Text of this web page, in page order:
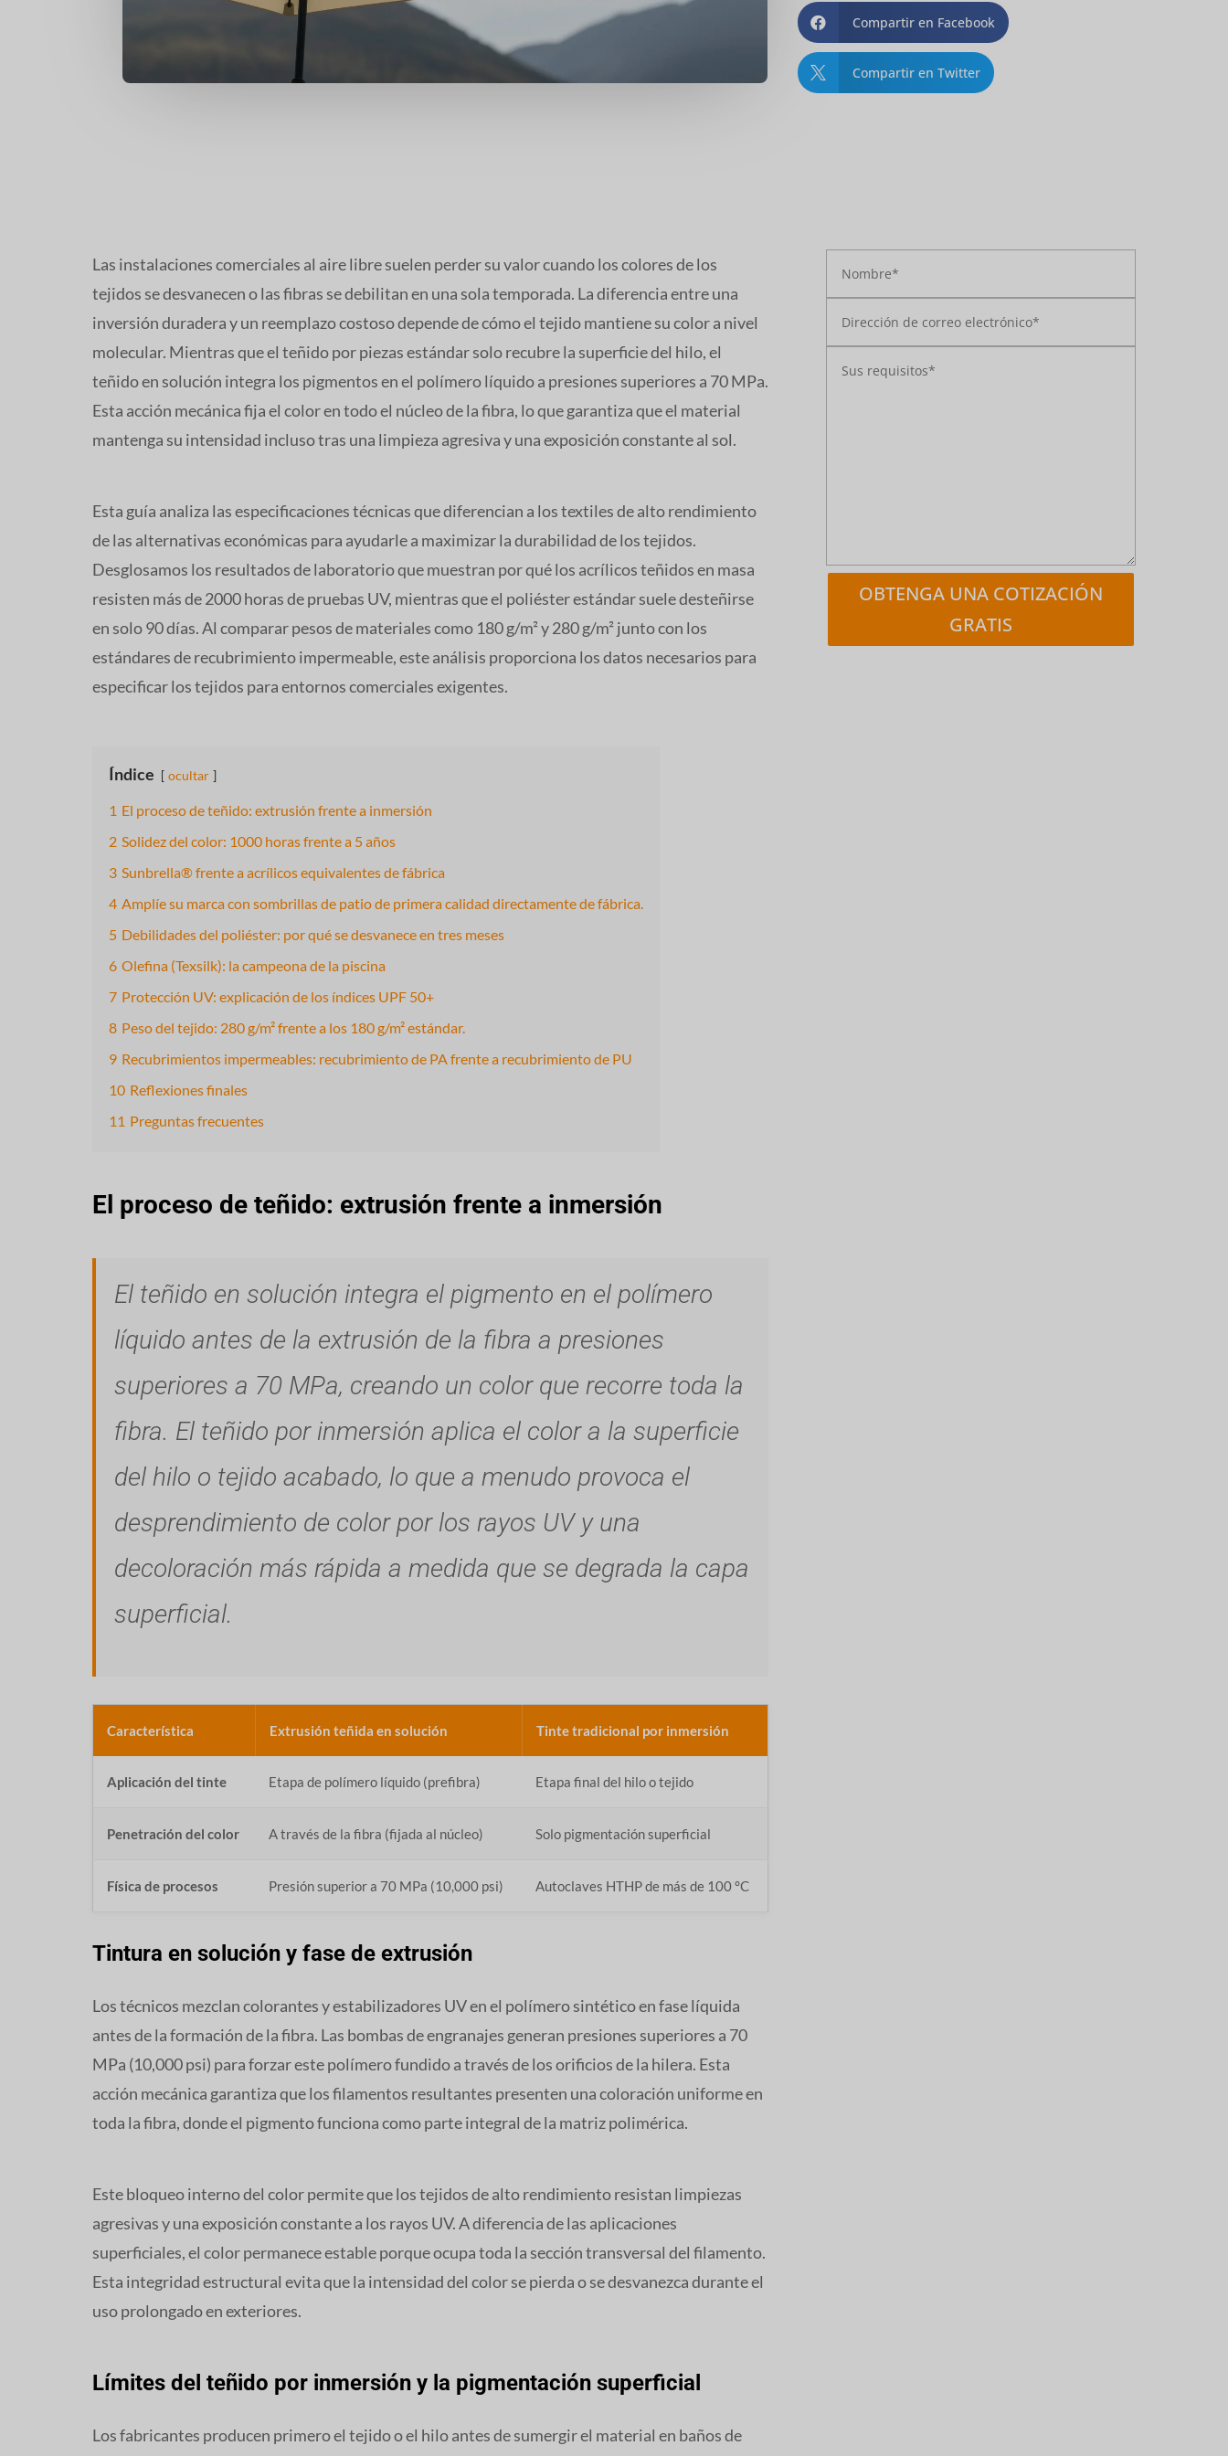
 Compartir en Facebook
 Compartir en Twitter
Las instalaciones comerciales al aire libre suelen perder su valor cuando los colores de los
tejidos se desvanecen o las fibras se debilitan en una sola temporada. La diferencia entre una
inversión duradera y un reemplazo costoso depende de cómo el tejido mantiene su color a nivel
molecular. Mientras que el teñido por piezas estándar solo recubre la superficie del hilo, el
teñido en solución integra los pigmentos en el polímero líquido a presiones superiores a 70 MPa.
Esta acción mecánica fija el color en todo el núcleo de la fibra, lo que garantiza que el material
mantenga su intensidad incluso tras una limpieza agresiva y una exposición constante al sol.
Esta guía analiza las especificaciones técnicas que diferencian a los textiles de alto rendimiento
de las alternativas económicas para ayudarle a maximizar la durabilidad de los tejidos.
Desglosamos los resultados de laboratorio que muestran por qué los acrílicos teñidos en masa
resisten más de 2000 horas de pruebas UV, mientras que el poliéster estándar suele desteñirse
en solo 90 días. Al comparar pesos de materiales como 180 g/m² y 280 g/m² junto con los
estándares de recubrimiento impermeable, este análisis proporciona los datos necesarios para
especificar los tejidos para entornos comerciales exigentes.
Índice ocultar
1 El proceso de teñido: extrusión frente a inmersión
2 Solidez del color: 1000 horas frente a 5 años
3 Sunbrella® frente a acrílicos equivalentes de fábrica
4 Amplíe su marca con sombrillas de patio de primera calidad directamente de fábrica.
5 Debilidades del poliéster: por qué se desvanece en tres meses
6 Olefina (Texsilk): la campeona de la piscina
7 Protección UV: explicación de los índices UPF 50+
8 Peso del tejido: 280 g/m² frente a los 180 g/m² estándar.
9 Recubrimientos impermeables: recubrimiento de PA frente a recubrimiento de PU
10 Reflexiones finales
11 Preguntas frecuentes
El proceso de teñido: extrusión frente a inmersión
El teñido en solución integra el pigmento en el polímero
líquido antes de la extrusión de la fibra a presiones
superiores a 70 MPa, creando un color que recorre toda la
fibra. El teñido por inmersión aplica el color a la superficie
del hilo o tejido acabado, lo que a menudo provoca el
desprendimiento de color por los rayos UV y una
decoloración más rápida a medida que se degrada la capa
superficial.
Característica Extrusión teñida en solución Tinte tradicional por inmersión
Aplicación del tinte Etapa de polímero líquido (prefibra) Etapa final del hilo o tejido
Penetración del color A través de la fibra (fijada al núcleo) Solo pigmentación superficial
Física de procesos Presión superior a 70 MPa (10,000 psi) Autoclaves HTHP de más de 100 °C
Tintura en solución y fase de extrusión
Los técnicos mezclan colorantes y estabilizadores UV en el polímero sintético en fase líquida
antes de la formación de la fibra. Las bombas de engranajes generan presiones superiores a 70
MPa (10,000 psi) para forzar este polímero fundido a través de los orificios de la hilera. Esta
acción mecánica garantiza que los filamentos resultantes presenten una coloración uniforme en
toda la fibra, donde el pigmento funciona como parte integral de la matriz polimérica.
Este bloqueo interno del color permite que los tejidos de alto rendimiento resistan limpiezas
agresivas y una exposición constante a los rayos UV. A diferencia de las aplicaciones
superficiales, el color permanece estable porque ocupa toda la sección transversal del filamento.
Esta integridad estructural evita que la intensidad del color se pierda o se desvanezca durante el
uso prolongado en exteriores.
Límites del teñido por inmersión y la pigmentación superficial
Los fabricantes producen primero el tejido o el hilo antes de sumergir el material en baños de
OBTENGA UNA COTIZACIÓN
GRATIS